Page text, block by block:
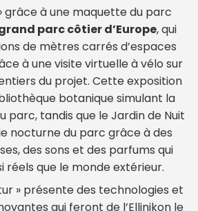
grâce à une maquette du parc
parc côtier d’Europe, qui
de mètres carrés d’espaces
à une visite virtuelle à vélo sur
du projet. Cette exposition
botanique simulant la
parc, tandis que le Jardin de Nuit
nocturne du parc grâce à des
des sons et des parfums qui
réels que le monde extérieur.
» présente des technologies et
qui feront de l’Ellinikon le